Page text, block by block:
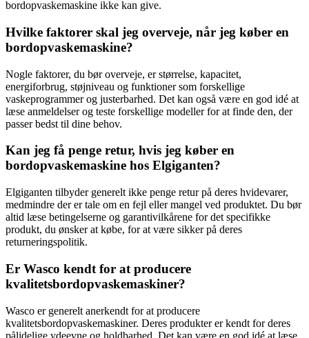
bordopvaskemaskine ikke kan give.
Hvilke faktorer skal jeg overveje, når jeg køber en
bordopvaskemaskine?
Nogle faktorer, du bør overveje, er størrelse, kapacitet,
energiforbrug, støjniveau og funktioner som forskellige
vaskeprogrammer og justerbarhed. Det kan også være en god idé at
læse anmeldelser og teste forskellige modeller for at finde den, der
passer bedst til dine behov.
Kan jeg få penge retur, hvis jeg køber en
bordopvaskemaskine hos Elgiganten?
Elgiganten tilbyder generelt ikke penge retur på deres hvidevarer,
medmindre der er tale om en fejl eller mangel ved produktet. Du bør
altid læse betingelserne og garantivilkårene for det specifikke
produkt, du ønsker at købe, for at være sikker på deres
returneringspolitik.
Er Wasco kendt for at producere
kvalitetsbordopvaskemaskiner?
Wasco er generelt anerkendt for at producere
kvalitetsbordopvaskemaskiner. Deres produkter er kendt for deres
pålidelige ydeevne og holdbarhed. Det kan være en god idé at læse